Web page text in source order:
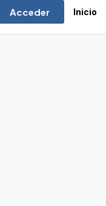
Acceder Inicio